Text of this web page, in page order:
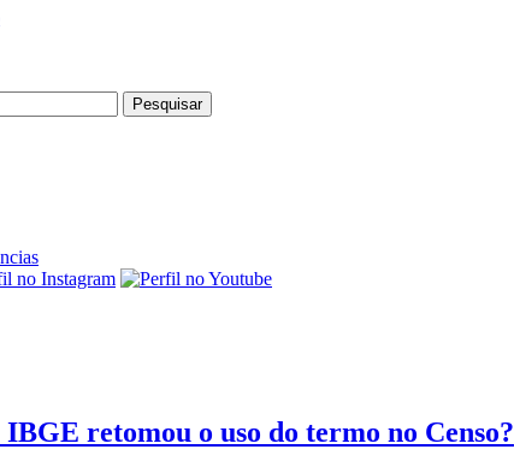
retomou o uso do termo no Censo?